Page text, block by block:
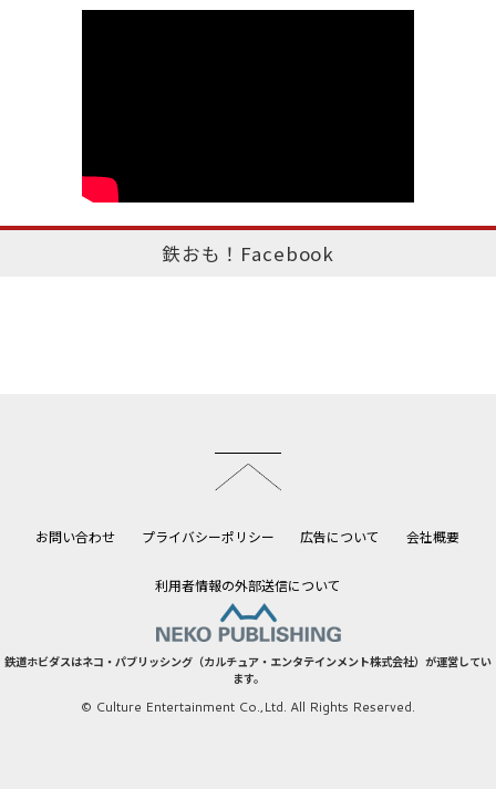
鉄おも！Facebook
お問い合わせ プライバシーポリシー 広告について 会社概要
利用者情報の外部送信について
鉄道ホビダスはネコ・パブリッシング（カルチュア・エンタテインメント株式会社）が運営してい
ます。
© Culture Entertainment Co.,Ltd. All Rights Reserved.